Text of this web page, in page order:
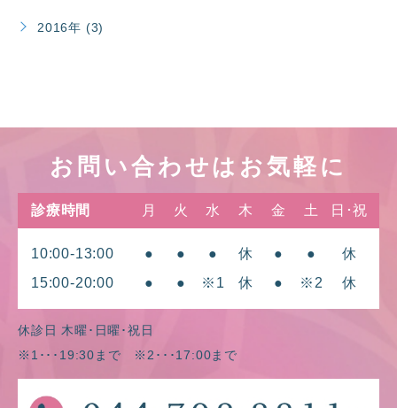
2016年 (3)
お問い合わせはお気軽に
診療時間 月 火 水 木 金 土 日･祝
10:00-13:00 ● ● ● 休 ● ●
休
15:00-20:00
● ● ※1 休 ● ※2 休
休診日 木曜･日曜･祝日
※1･･･19:30まで ※2･･･17:00まで